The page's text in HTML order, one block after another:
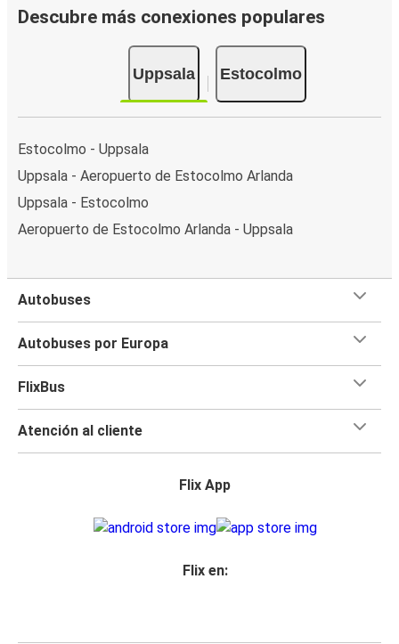
Descubre más conexiones populares
Uppsala Estocolmo
Estocolmo - Uppsala
Uppsala - Aeropuerto de Estocolmo Arlanda
Uppsala - Estocolmo
Aeropuerto de Estocolmo Arlanda - Uppsala
Autobuses
Autobuses por Europa
FlixBus
Atención al cliente
Flix App
Flix en: